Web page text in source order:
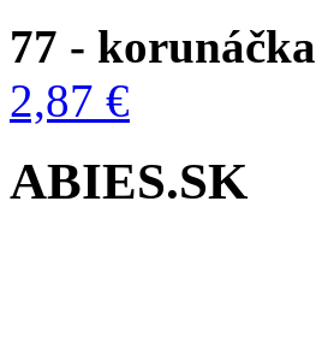
77 - korunáčka
2,87 €
ABIES.SK